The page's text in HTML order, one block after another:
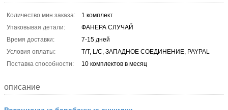
Количество мин заказа:
1 комплект
Упаковывая детали:
ФАНЕРА СЛУЧАЙ
Время доставки:
7-15 дней
Условия оплаты:
T/T, L/C, ЗАПАДНОЕ СОЕДИНЕНИЕ, PAYPAL
Поставка способности:
10 комплектов в месяц
описание